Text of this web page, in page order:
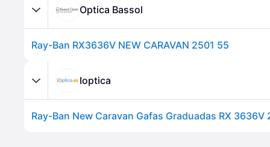
Optica Bassol
Ray-Ban RX3636V NEW CARAVAN 2501 55
Ioptica
Ray-Ban New Caravan Gafas Graduadas RX 3636V